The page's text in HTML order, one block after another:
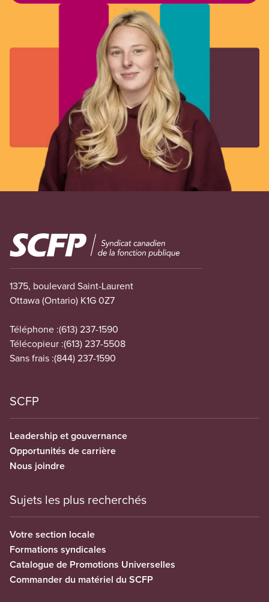
Image
1375, boulevard Saint-Laurent
Ottawa (Ontario) K1G 0Z7
Téléphone :(613) 237-1590
Télécopieur :(613) 237-5508
Sans frais :(844) 237-1590
SCFP
Leadership et gouvernance
Opportunités de carrière
Nous joindre
Sujets les plus recherchés
Votre section locale
Formations syndicales
Catalogue de Promotions Universelles
Commander du matériel du SCFP